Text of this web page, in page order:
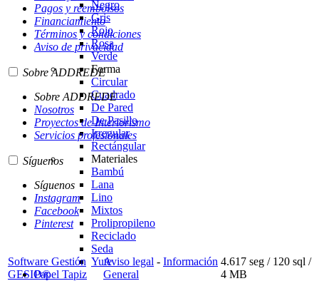
Negro
Gris
Rojo
Rosa
Verde
Forma
Circular
Cuadrado
De Pared
De Pasillo
Irregular
Rectángular
Materiales
Bambú
Lana
Lino
Mixtos
Prolipropileno
Reciclado
Seda
Yute
Papel Tapiz
Pagos y reembolsos
Financiamiento
Términos y condiciones
Aviso de privacidad
Sobre ADDREDE
Sobre ADDREDE
Nosotros
Proyectos de Interiorismo
Servicios profesionales
Síguenos
Síguenos
Instagram
Facebook
Pinterest
Software Gestión
GESIO®
Aviso legal - Información
General
4.617 seg / 120 sql /
4 MB